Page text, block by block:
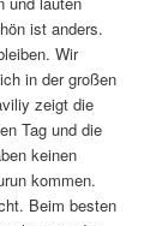
ist anders.
Wir
in der großen
zeigt die
Tag und die
keinen
kommen.
Beim besten